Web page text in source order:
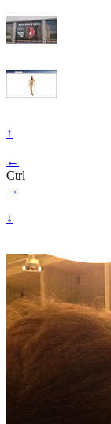
↑
←
Ctrl
→
↓